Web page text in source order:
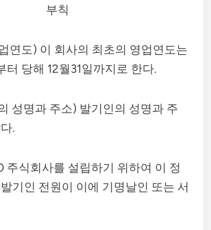
부칙
연도) 이 회사의 최초의 영업연도는
터 당해 12월31일까지로 한다.
성명과 주소) 발기인의 성명과 주
.
주식회사를 설립하기 위하여 이 정
기인 전원이 이에 기명날인 또는 서